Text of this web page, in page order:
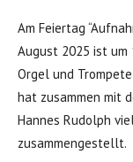
Am Feiertag
August 2025 ist
Orgel und
hat zusammen mit
Hannes Rudolph
zusammengestellt.